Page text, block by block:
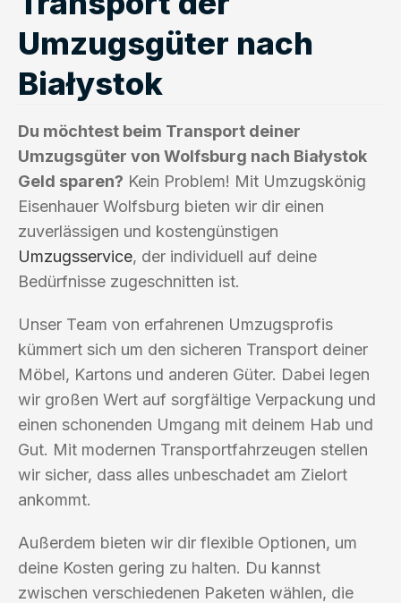
Umzugsgüter nach
Białystok
Du möchtest beim Transport deiner
Umzugsgüter von Wolfsburg nach Białystok
Geld sparen? Kein Problem! Mit Umzugskönig
Eisenhauer Wolfsburg bieten wir dir einen
zuverlässigen und kostengünstigen
Umzugsservice, der individuell auf deine
Bedürfnisse zugeschnitten ist.
Unser Team von erfahrenen Umzugsprofis
kümmert sich um den sicheren Transport deiner
Möbel, Kartons und anderen Güter. Dabei legen
wir großen Wert auf sorgfältige Verpackung und
einen schonenden Umgang mit deinem Hab und
Gut. Mit modernen Transportfahrzeugen stellen
wir sicher, dass alles unbeschadet am Zielort
ankommt.
Außerdem bieten wir dir flexible Optionen, um
deine Kosten gering zu halten. Du kannst
zwischen verschiedenen Paketen wählen, die